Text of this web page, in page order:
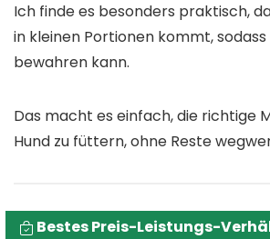
Ich finde es besonders praktisch,
in kleinen Portionen kommt,
bewahren kann.
Das macht es einfach, die richtige
Hund zu füttern, ohne Reste
Bestes Preis-Leistungs-